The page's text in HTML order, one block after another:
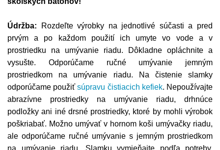
Údržba: Rozdeľte výrobky na jednotlivé súčasti a pred
prvým a po každom použití ich umyte vo vode a v
prostriedku na umývanie riadu. Dôkladne opláchnite a
vysušte. Odporúčame ručné umývanie jemným
prostriedkom na umývanie riadu. Na čistenie slamky
odporúčame použiťsúpravu čistiacich kefiek. Nepoužívajte
abrazívne prostriedky na umývanie riadu, drhnúce
podložky ani iné drsné prostriedky, ktoré by mohli výrobok
poškriabať. Možno umývať v hornom koši umývačky riadu,
ale odporúčame ručné umývanie s jemným prostriedkom